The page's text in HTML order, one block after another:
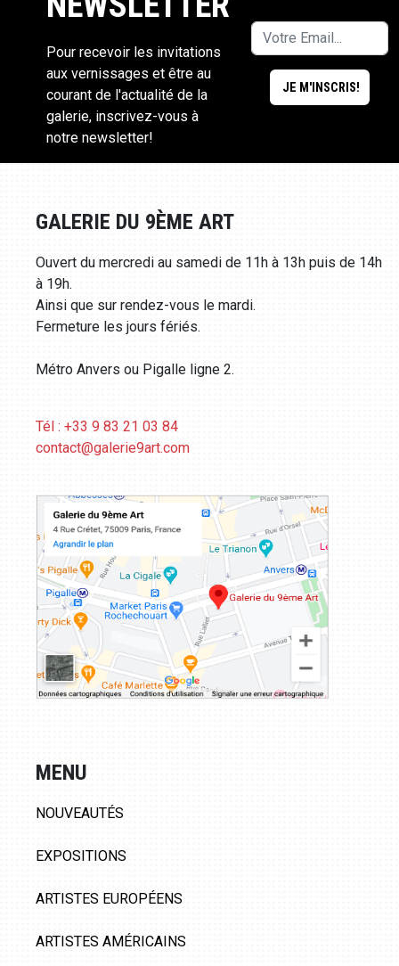
Pour recevoir les invitations
aux vernissages et être au
courant de l'actualité de la
galerie, inscrivez-vous à
notre newsletter!
GALERIE DU 9ÈME ART
Ouvert du mercredi au samedi de 11h à 13h puis de 14h
à 19h.
Ainsi que sur rendez-vous le mardi.
Fermeture les jours fériés.
Métro Anvers ou Pigalle ligne 2.
Tél : +33 9 83 21 03 84
contact@galerie9art.com
MENU
NOUVEAUTÉS
EXPOSITIONS
ARTISTES EUROPÉENS
ARTISTES AMÉRICAINS